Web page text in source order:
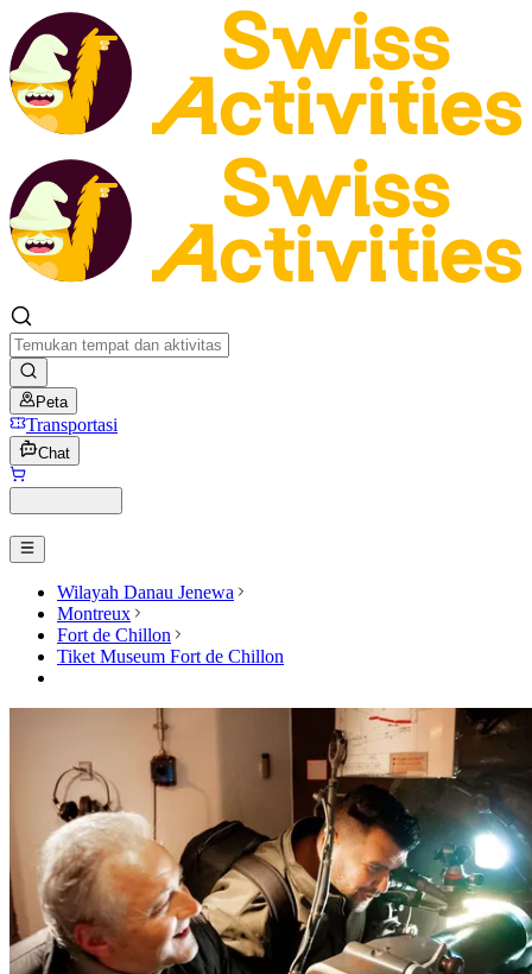
Peta
Transportasi
Chat
Wilayah Danau Jenewa
Montreux
Fort de Chillon
Tiket Museum Fort de Chillon